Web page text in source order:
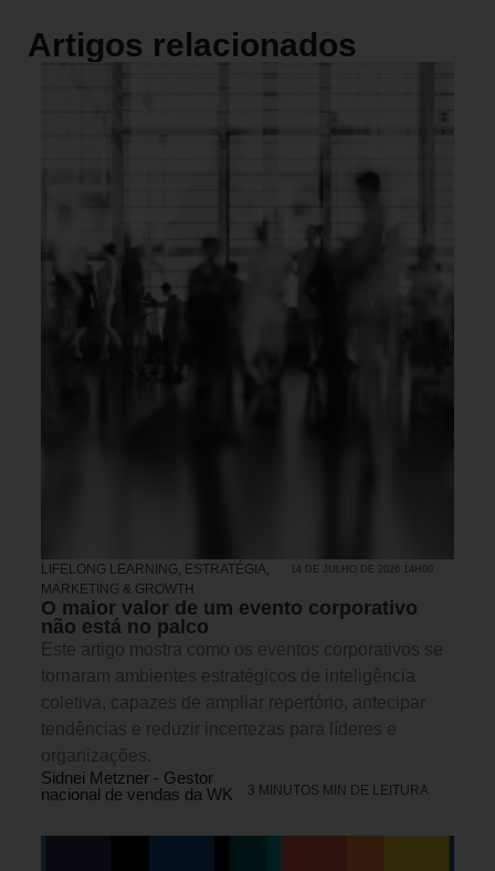
Artigos relacionados
LIFELONG LEARNING, ESTRATÉGIA,
MARKETING & GROWTH
14 DE JULHO DE 2026 14H00
O maior valor de um evento corporativo
não está no palco
Este artigo mostra como os eventos corporativos se
tornaram ambientes estratégicos de inteligência
coletiva, capazes de ampliar repertório, antecipar
tendências e reduzir incertezas para líderes e
organizações.
Sidnei Metzner - Gestor
nacional de vendas da WK
3 MINUTOS MIN DE LEITURA